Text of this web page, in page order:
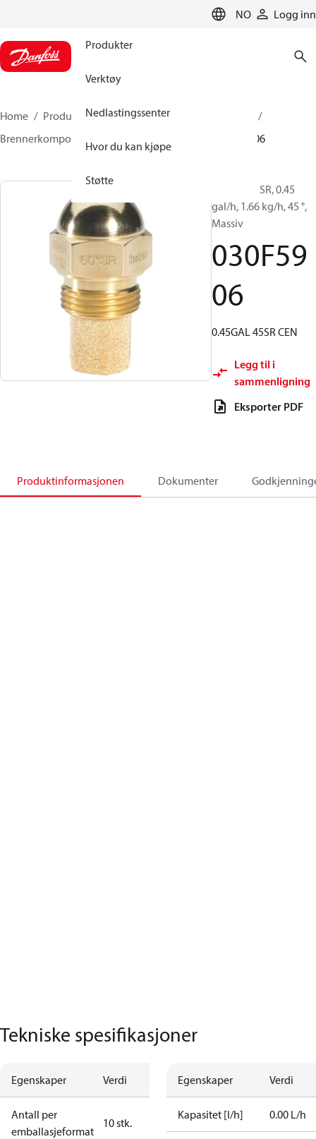
NO Logg inn
Produkter
Verktøy
Nedlastingssenter
Hvor du kan kjøpe
Støtte
Home Produkter
Klimaløsninger for oppvarming
Brennerkomponenter
030F5906
Oljedyser, SR, 0.45
gal/h, 1.66 kg/h, 45 °,
Massiv
030F59
06
0.45GAL 45SR CEN
Legg til i
sammenligning
Eksporter PDF
Produktinformasjonen Dokumenter
Tekniske spesifikasjoner
Egenskaper Verdi
Antall per
emballasjeformat
10 stk.
Egenskaper Verdi
Kapasitet [l/h] 0.00 L/h